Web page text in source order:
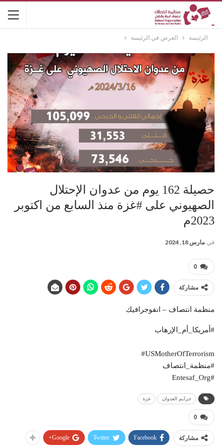
الرئيسة العرض في الرئيسة
حصيلة 162 يوم من عدوان الإحتلال
الصهيوني على #غزة منذ السابع من اكتوبر
2023م
في مارس 18, 2024
0
مشاركة
منظمة انتصاف – انفوجرافيك
#أمريكا_أم_الإرهاب
‎#USMotherOfTerrorism
#منظمة_انتصاف
#Entesaf_Org
جرايم العدوان غزة
0
مشاركة Facebook
Twitter
Google+